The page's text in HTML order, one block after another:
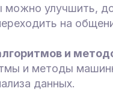
можно улучшить,
на
и
и методы
данных.